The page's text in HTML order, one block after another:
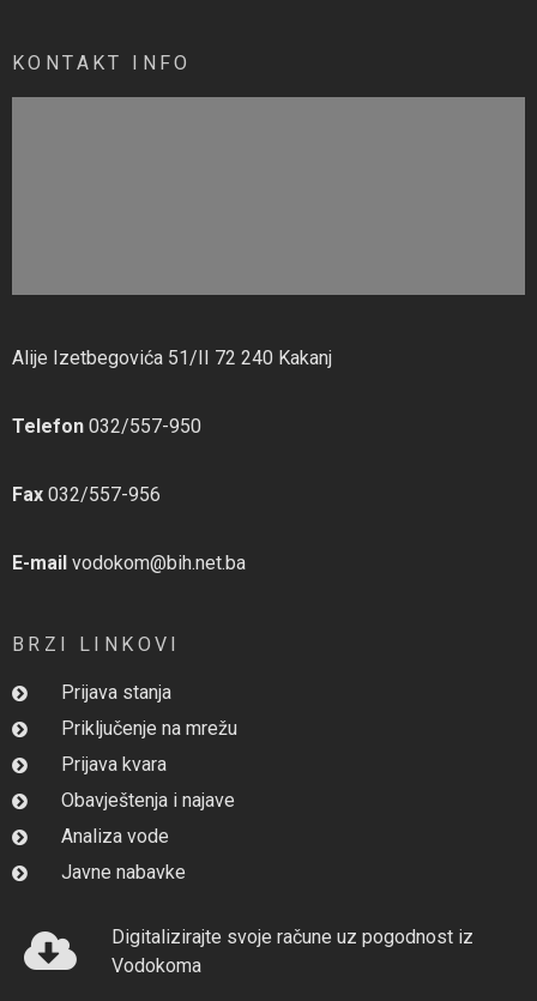
KONTAKT INFO
Alije Izetbegovića 51/II 72 240 Kakanj
Telefon 032/557-950
Fax 032/557-956
E-mail vodokom@bih.net.ba
BRZI LINKOVI
Prijava stanja
Priključenje na mrežu
Prijava kvara
Obavještenja i najave
Analiza vode
Javne nabavke
Digitalizirajte svoje račune uz pogodnost iz
Vodokoma